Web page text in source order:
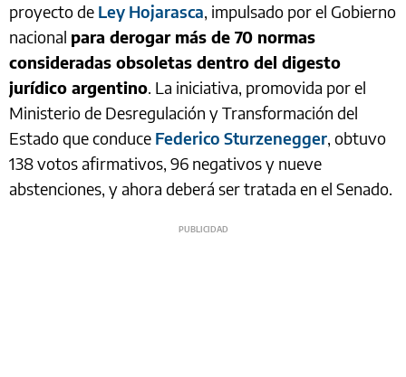
proyecto de Ley Hojarasca, impulsado por el Gobierno
nacional para derogar más de 70 normas
consideradas obsoletas dentro del digesto
jurídico argentino. La iniciativa, promovida por el
Ministerio de Desregulación y Transformación del
Estado que conduce Federico Sturzenegger, obtuvo
138 votos afirmativos, 96 negativos y nueve
abstenciones, y ahora deberá ser tratada en el Senado.